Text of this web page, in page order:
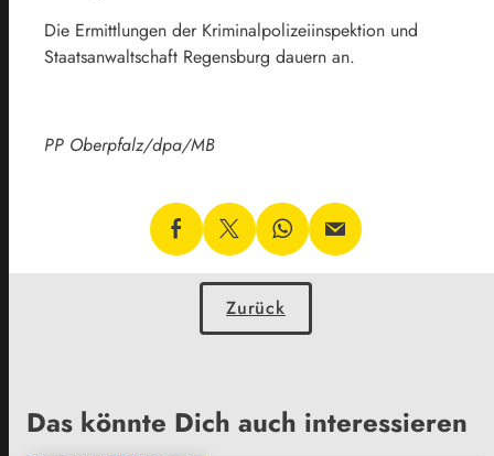
Die Ermittlungen der Kriminalpolizeiinspektion und
Staatsanwaltschaft Regensburg dauern an.
PP Oberpfalz/dpa/MB
Zurück
Das könnte Dich auch interessieren